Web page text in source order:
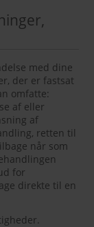
med dine
der er fastsat
omfatte:
af eller
af
retten til
når som
for
direkte til en